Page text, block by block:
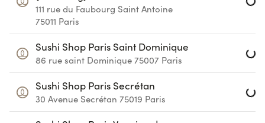
111 rue du Faubourg Saint Antoine
75011 Paris
Sushi Shop Paris Saint Dominique
86 rue saint Dominique 75007 Paris
Sushi Shop Paris Secrétan
30 Avenue Secrétan 75019 Paris